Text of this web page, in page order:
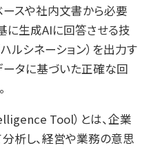
ースや社内文書から必要
に生成AIに回答させる技
ルシネーション）を出力す
ータに基づいた正確な回
Tool）とは、企業
析し、経営や業務の意思